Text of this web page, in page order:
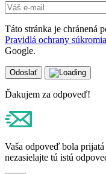
Táto stránka je chránená
Pravidlá ochrany súkromia
Google.
Odoslať
Ďakujem za odpoveď!
Vaša odpoveď bola
nezasielajte tú istú